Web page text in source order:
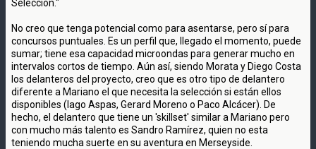
Selección."
No creo que tenga potencial como para asentarse, pero sí para
concursos puntuales. Es un perfil que, llegado el momento, puede
sumar; tiene esa capacidad microondas para generar mucho en
intervalos cortos de tiempo. Aún así, siendo Morata y Diego Costa
los delanteros del proyecto, creo que es otro tipo de delantero
diferente a Mariano el que necesita la selección si están ellos
disponibles (Iago Aspas, Gerard Moreno o Paco Alcácer). De
hecho, el delantero que tiene un 'skillset' similar a Mariano pero
con mucho más talento es Sandro Ramírez, quien no esta
teniendo mucha suerte en su aventura en Merseyside.